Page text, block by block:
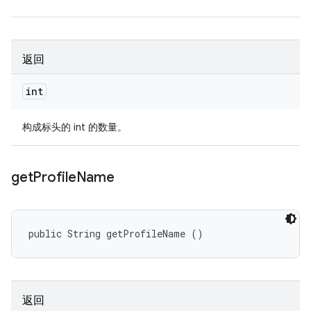
返回
int
构成标头的 int 的数量。
getProfileName
public String getProfileName ()
返回